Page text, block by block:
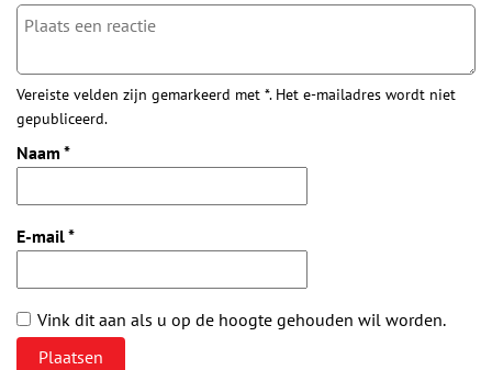
Vereiste velden zijn gemarkeerd met *. Het e-mailadres wordt niet
gepubliceerd.
Naam *
E-mail*
Vink dit aan als u op de hoogte gehouden wil worden.